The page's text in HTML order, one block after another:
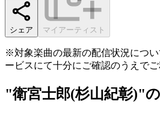
シェア マイアーティスト
※対象楽曲の最新の配信状況につ
ービスにて十分にご確認のうえでご
"衛宮士郎(杉山紀彰)"